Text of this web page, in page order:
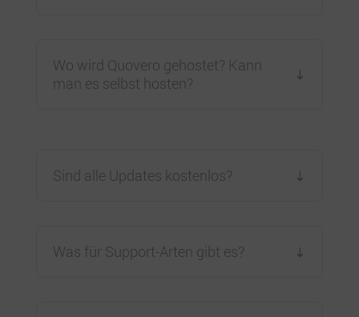
Wo wird Quovero gehostet? Kann
man es selbst hosten?
Sind alle Updates kostenlos?
Was für Support-Arten gibt es?